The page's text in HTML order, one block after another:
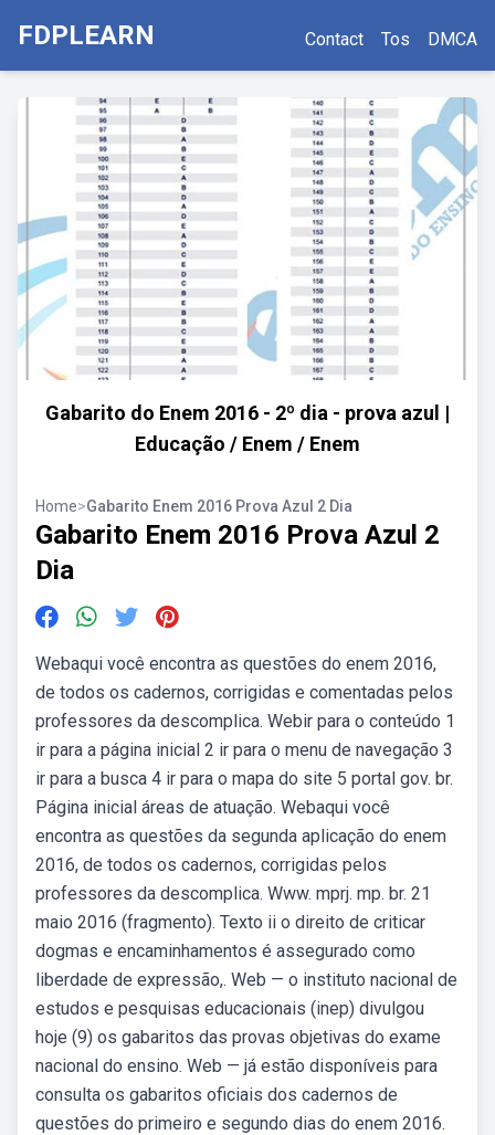
FDPLEARN Contact Tos DMCA
Gabarito do Enem 2016 - 2º dia - prova azul |
Educação / Enem / Enem
Home>Gabarito Enem 2016 Prova Azul 2 Dia
Gabarito Enem 2016 Prova Azul 2
Dia
Webaqui você encontra as questões do enem 2016,
de todos os cadernos, corrigidas e comentadas pelos
professores da descomplica. Webir para o conteúdo 1
ir para a página inicial 2 ir para o menu de navegação 3
ir para a busca 4 ir para o mapa do site 5 portal gov. br.
Página inicial áreas de atuação. Webaqui você
encontra as questões da segunda aplicação do enem
2016, de todos os cadernos, corrigidas pelos
professores da descomplica. Www. mprj. mp. br. 21
maio 2016 (fragmento). Texto ii o direito de criticar
dogmas e encaminhamentos é assegurado como
liberdade de expressão,. Web — o instituto nacional de
estudos e pesquisas educacionais (inep) divulgou
hoje (9) os gabaritos das provas objetivas do exame
nacional do ensino. Web — já estão disponíveis para
consulta os gabaritos oficiais dos cadernos de
questões do primeiro e segundo dias do enem 2016.